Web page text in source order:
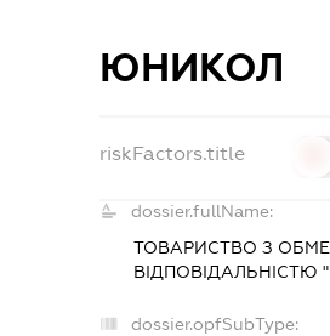
ЮНИКОЛ
riskFactors.title
dossier.fullName:
ТОВАРИСТВО З
ВІДПОВІДАЛЬНІСТЮ
dossier.opfSubType: